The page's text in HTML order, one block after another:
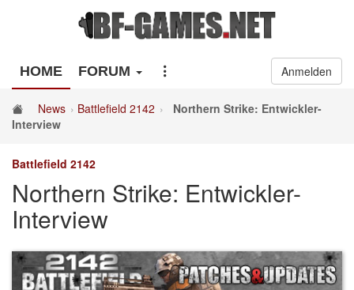
HOME FORUM Anmelden
News Battlefield 2142
Northern Strike: Entwickler-
Interview
Battlefield 2142
Northern Strike: Entwickler-
Interview